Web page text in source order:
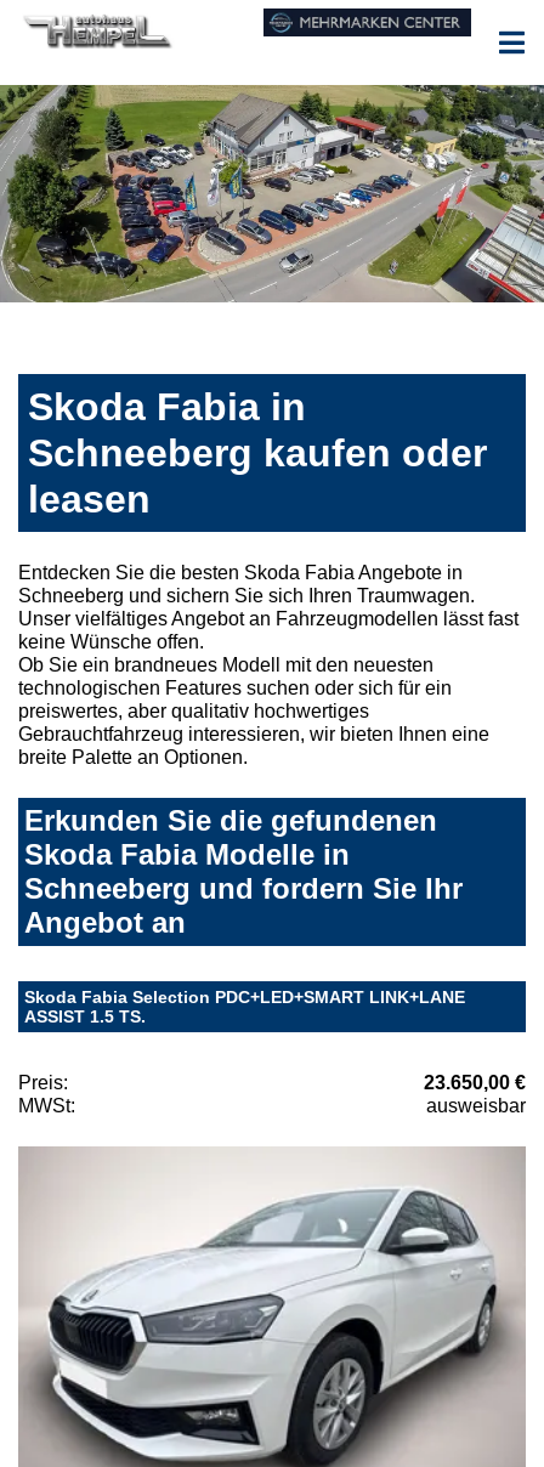
Skoda Fabia in
Schneeberg kaufen oder
leasen
Entdecken Sie die besten Skoda Fabia Angebote in
Schneeberg und sichern Sie sich Ihren Traumwagen.
Unser vielfältiges Angebot an Fahrzeugmodellen lässt fast
keine Wünsche offen.
Ob Sie ein brandneues Modell mit den neuesten
technologischen Features suchen oder sich für ein
preiswertes, aber qualitativ hochwertiges
Gebrauchtfahrzeug interessieren, wir bieten Ihnen eine
breite Palette an Optionen.
Erkunden Sie die gefundenen
Skoda Fabia Modelle in
Schneeberg und fordern Sie Ihr
Angebot an
Skoda Fabia Selection PDC+LED+SMART LINK+LANE
ASSIST 1.5 TS.
Preis:
23.650,00 €
MWSt:
ausweisbar